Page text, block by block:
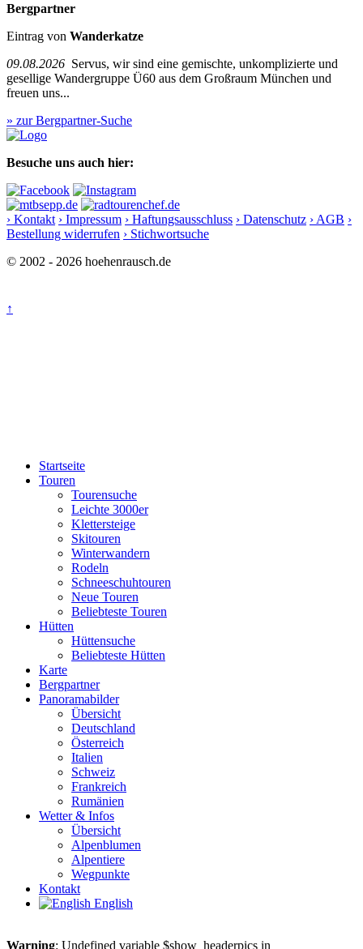
Bergpartner
Eintrag von Wanderkatze
09.08.2026 Servus, wir sind eine gemischte, unkomplizierte und
gesellige Wandergruppe Ü60 aus dem Großraum München und
freuen uns...
» zur Bergpartner-Suche
Besuche uns auch hier:
› Kontakt › Impressum › Haftungsausschluss › Datenschutz › AGB ›
Bestellung widerrufen › Stichwortsuche
© 2002 - 2026 hoehenrausch.de
↑
Startseite
Touren
Tourensuche
Leichte 3000er
Klettersteige
Skitouren
Winterwandern
Rodeln
Schneeschuhtouren
Neue Touren
Beliebteste Touren
Hütten
Hüttensuche
Beliebteste Hütten
Karte
Bergpartner
Panoramabilder
Übersicht
Deutschland
Österreich
Italien
Schweiz
Frankreich
Rumänien
Wetter & Infos
Übersicht
Alpenblumen
Alpentiere
Wegpunkte
Kontakt
English
Warning: Undefined variable $show_headerpics in